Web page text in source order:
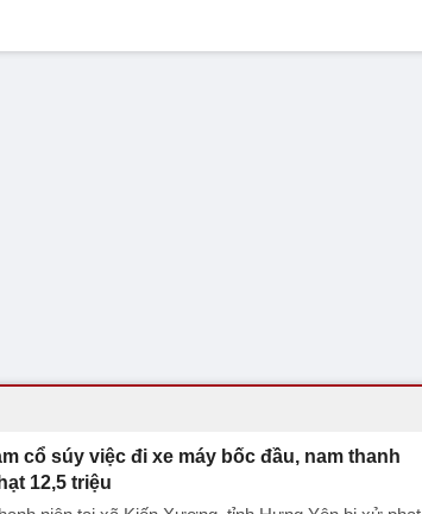
cổ súy việc đi xe máy bốc đầu, nam thanh
12,5 triệu